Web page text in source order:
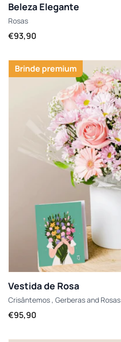
Beleza Elegante
Rosas
€93,90
Brinde premium
Vestida de Rosa
Crisântemos, Gerberasand Rosas
€95,90